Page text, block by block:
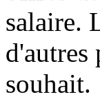
salaire.
d'autres
souhait.